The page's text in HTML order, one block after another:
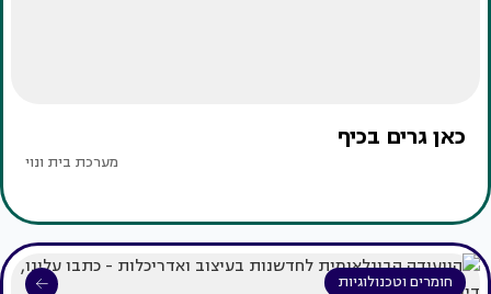
כאן גרים בכיף
מערכת בית ונוי
חומרים וטכנולוגיות